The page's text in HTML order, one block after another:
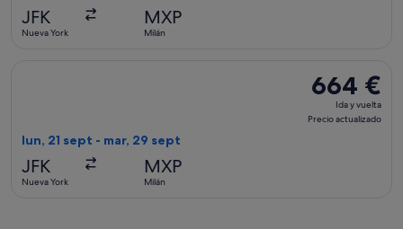
JFK
Nueva York
MXP
Milán
664 €
Ida
y
664 €
Ida y vuelta
Precio actualizado
lun, 21 sept - mar, 29 sept
JFK
Nueva York
MXP
Milán